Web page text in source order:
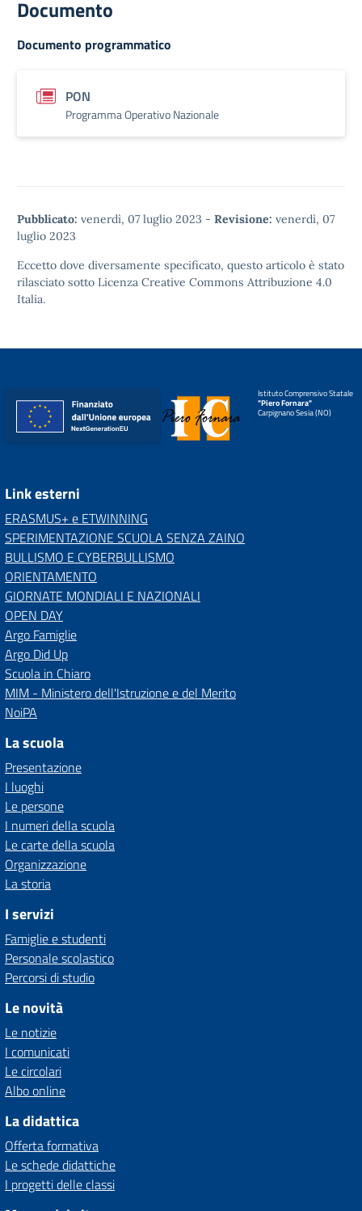
Documento
Documento programmatico
PON
Programma Operativo Nazionale
Pubblicato: venerdì, 07 luglio 2023 - Revisione: venerdì, 07
luglio 2023
Eccetto dove diversamente specificato, questo articolo è stato
rilasciato sotto Licenza Creative Commons Attribuzione 4.0
Italia.
Istituto Comprensivo Statale
"Piero Fornara"
Carpignano Sesia (NO)
Link esterni
ERASMUS+ e ETWINNING
SPERIMENTAZIONE SCUOLA SENZA ZAINO
BULLISMO E CYBERBULLISMO
ORIENTAMENTO
GIORNATE MONDIALI E NAZIONALI
OPEN DAY
Argo Famiglie
Argo Did Up
Scuola in Chiaro
MIM - Ministero dell'Istruzione e del Merito
NoiPA
La scuola
Presentazione
I luoghi
Le persone
I numeri della scuola
Le carte della scuola
Organizzazione
La storia
I servizi
Famiglie e studenti
Personale scolastico
Percorsi di studio
Le novità
Le notizie
I comunicati
Le circolari
Albo online
La didattica
Offerta formativa
Le schede didattiche
I progetti delle classi